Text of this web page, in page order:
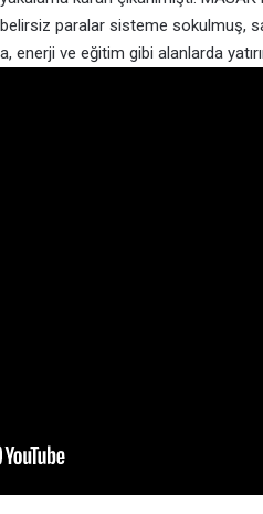
belirsiz paralar sisteme sokulmuş,
enerji ve eğitim gibi alanlarda